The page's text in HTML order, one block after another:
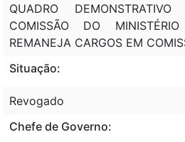
QUADRO
COMISSÃO DO
REMANEJA CARGOS EM
Situação:
Revogado
Chefe de Governo: